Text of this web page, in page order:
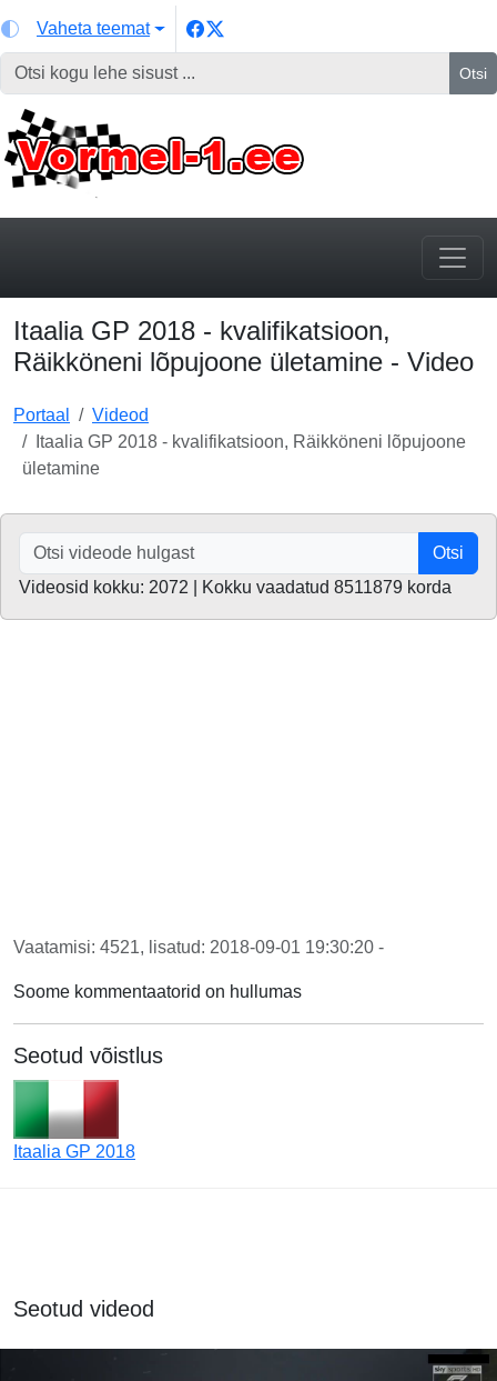
Vaheta teemat
Otsi
Itaalia GP 2018 - kvalifikatsioon,
Räikköneni lõpujoone ületamine - Video
Portaal
Videod
Itaalia GP 2018 - kvalifikatsioon, Räikköneni lõpujoone
ületamine
Otsi
Videosid kokku: 2072 | Kokku vaadatud 8511879 korda
Vaatamisi: 4521, lisatud: 2018-09-01 19:30:20 -
Soome kommentaatorid on hullumas
Seotud võistlus
Itaalia GP 2018
Seotud videod